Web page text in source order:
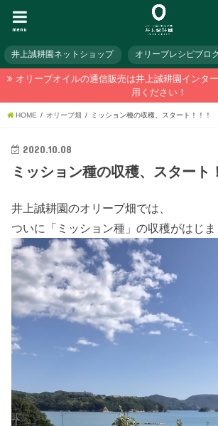
menu
井上誠耕園ネットショップ オリーブレシピブロ
オリーブオイルの通信販売は井上誠耕園インタ
用ください！
HOME オリーブ畑 ミッション種の収穫、スタート！！！
2020.10.08
ミッション種の収穫、スタート
井上誠耕園のオリーブ畑では、
ついに「ミッション種」の収穫がはじま